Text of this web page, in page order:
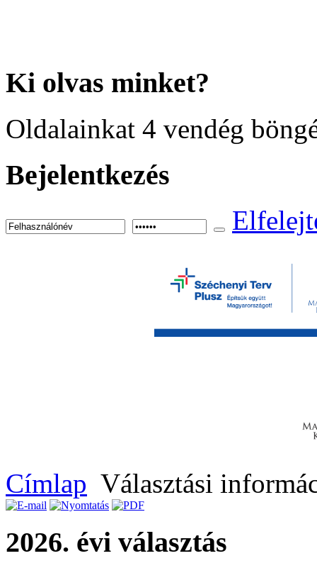
Ki olvas minket?
Oldalainkat 4 vendég
Bejelentkezés
Címlap Választási
2026. évi választás